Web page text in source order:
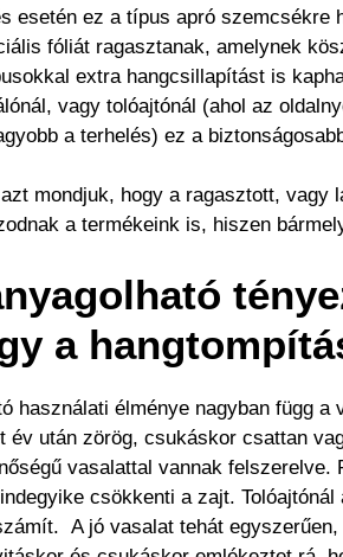
esetén ez a típus apró szemcsékre
fóliát ragasztanak, amelynek
extra hangcsillapítást is
vagy tolóajtónál (ahol az
a terhelés) ez a
mondjuk, hogy a ragasztott, vagy
a termékeink is, hiszen
a
használati élménye nagyban függ
év után zörög, csukáskor csattan
vasalattal vannak
csökkenti a zajt.
A jó vasalat tehát